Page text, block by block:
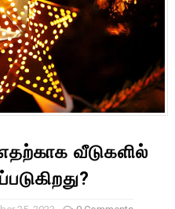
வீடுகளில்